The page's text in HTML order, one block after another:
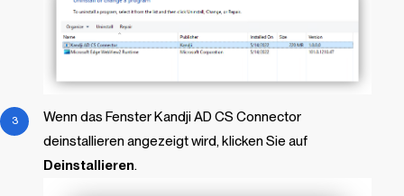
Wenn das FensterKandjiAD CS Connector
deinstallieren angezeigt wird, klicken Sie auf
Deinstallieren.